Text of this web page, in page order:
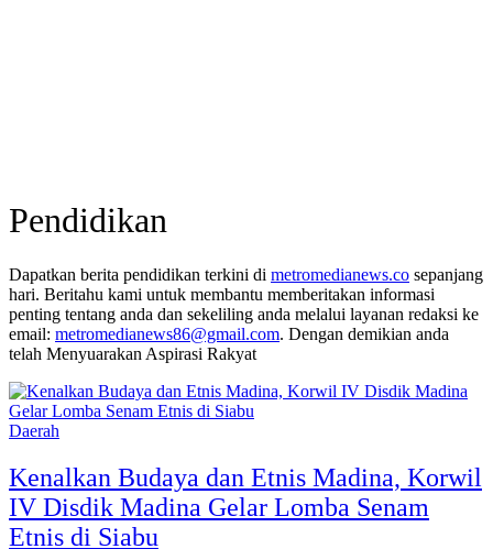
Pendidikan
Dapatkan berita pendidikan terkini di metromedianews.co sepanjang
hari. Beritahu kami untuk membantu memberitakan informasi
penting tentang anda dan sekeliling anda melalui layanan redaksi ke
email: metromedianews86@gmail.com. Dengan demikian anda
telah Menyuarakan Aspirasi Rakyat
Daerah
Kenalkan Budaya dan Etnis Madina, Korwil
IV Disdik Madina Gelar Lomba Senam
Etnis di Siabu